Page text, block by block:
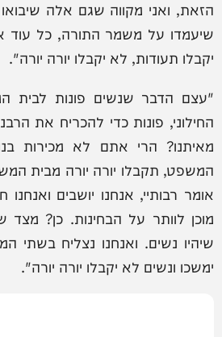
הזאת, ואני מקווה שגם אלה שיבואו
שיעמדו על משמר התורה, כל עוד
יקבלו תעודות, לא יקבלו יורה יורה".
"עצם הדבר שנשים פונות לבית
החילוני, פונות כדי להכריח את
מאיתנו? הרי אתם לא מכירות
המשפט, תקבלו יורה יורה מבית
אומר רבותיי, אנחנו יושבים
מוכן לוותר על הבחינות. כן? מצד
שיהיו נשים. ואנחנו נצליח בשתי
ימשכו ונשים לא יקבלו יורה יורה".